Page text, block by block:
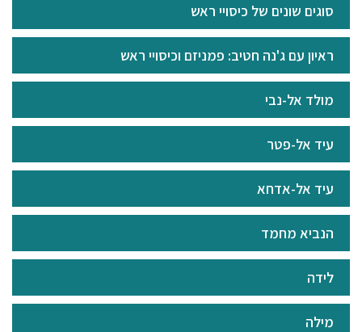
סוגים שונים של כיסויי ראש
ראיון עם ג'נה חטיב: פמניזם וכיסויי ראש
מולד אל-נבי
עיד אל-פטר
עיד אל-אדחא
הנביא מחמד
לידה
מילה